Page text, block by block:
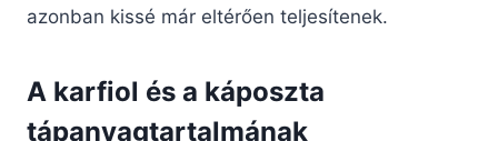
azonban kissé már eltérően teljesítenek.
A karfiol és a káposzta
tápanyagtartalmának